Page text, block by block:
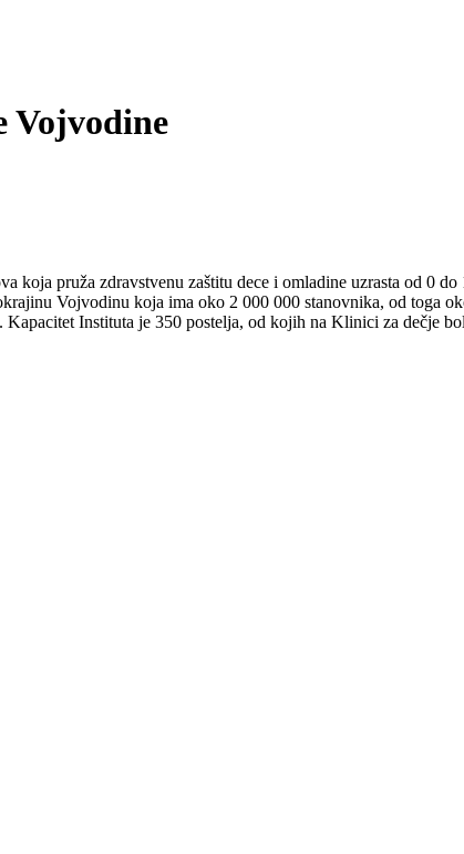
Vojvodine
koja pruža zdravstvenu zaštitu dece i omladine uzrasta od 0
Vojvodinu koja ima oko 2 000 000 stanovnika, od toga
Instituta je 350 postelja, od kojih na Klinici za dečje